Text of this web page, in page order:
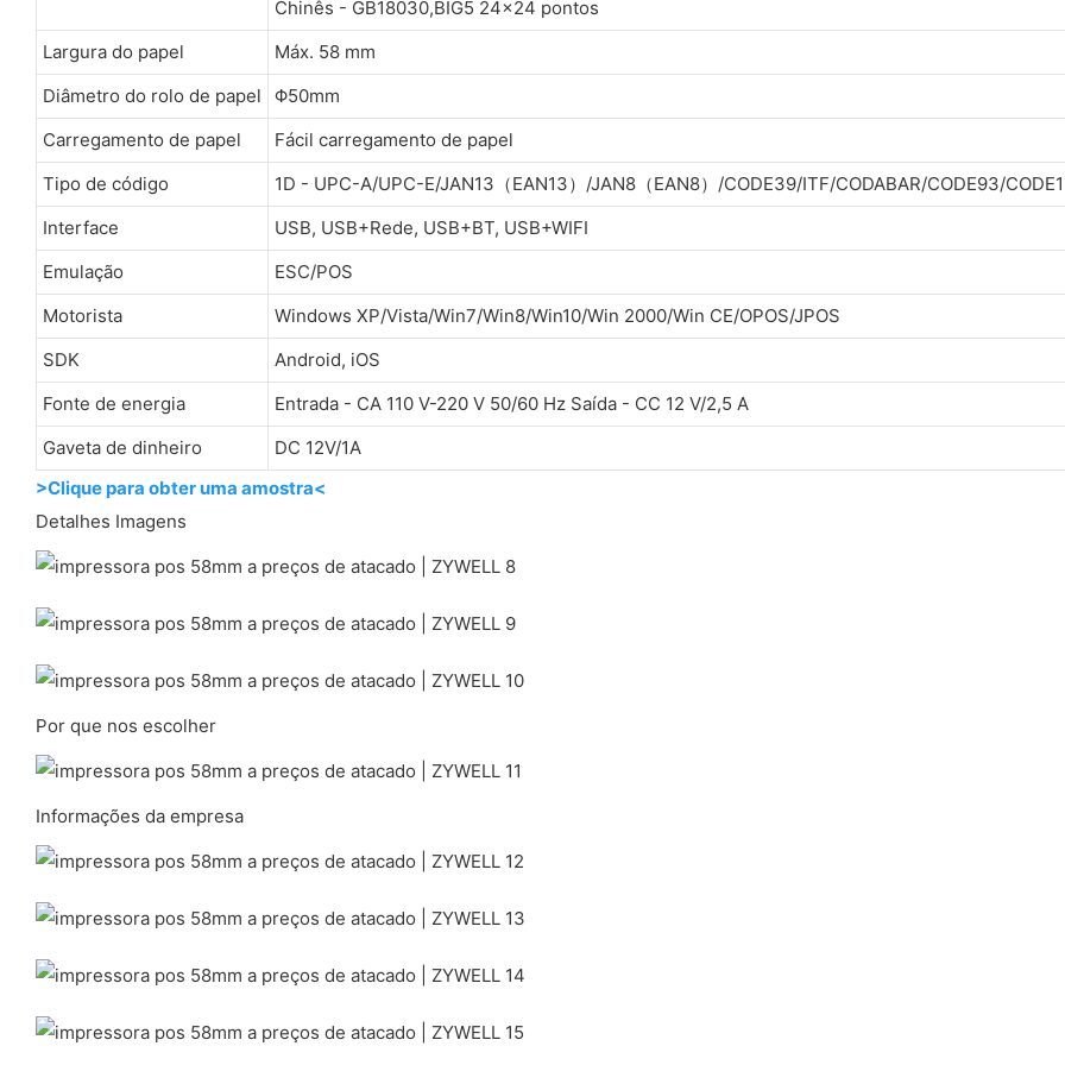
Chinês - GB18030,BIG5 24x24 pontos
Largura do papel
Máx. 58 mm
Diâmetro do rolo de papel
Φ50mm
Carregamento de papel
Fácil carregamento de papel
Tipo de código
1D - UPC-A/UPC-E/JAN13（EAN13）/JAN8（EAN8）/CODE39/ITF/CODABAR/CODE93/
Interface
USB, USB+Rede, USB+BT, USB+WIFI
Emulação
ESC/POS
Motorista
Windows XP/Vista/Win7/Win8/Win10/Win 2000/Win CE/OPOS/JPOS
SDK
Android, iOS
Fonte de energia
Entrada - CA 110 V-220 V 50/60 Hz Saída - CC 12 V/2,5 A
Gaveta de dinheiro
DC 12V/1A
>Clique para obter uma amostra<
Detalhes Imagens
Por que nos escolher
Informações da empresa